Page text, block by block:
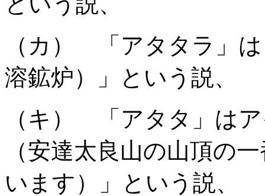
（カ） 「アタタラ」
溶鉱炉）」という説、
（キ） 「アタタ」は
（安達太良山の山頂の
います）」という説、